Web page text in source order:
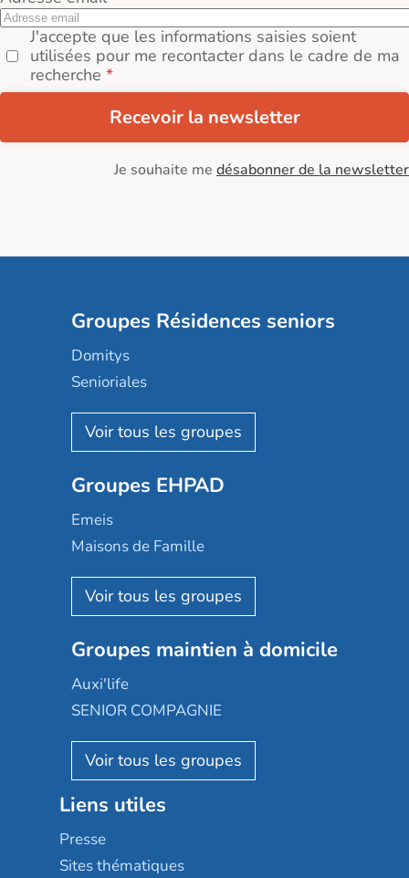
J'accepte que les informations saisies soient
utilisées pour me recontacter dans le cadre de ma
recherche
Recevoir la newsletter
Je souhaite me désabonner de la newsletter
Groupes Résidences seniors
Domitys
Senioriales
Nohée
Les Résidentiels
Mobicap
Domusvi
Happy Senior
Aquarelia
Nexity edenea
Les jardins d'Arcadie
Occitalia
Appartseniors
Reseda
Stella management
Les villages d'or
Sérénys
Résidences services Villa Médicis
Groupes EHPAD
Emeis
Maisons de Famille
Korian
Emera
Groupe SOS
Le Noble Âge
Almage
Résidalya
Groupe aplus
Groupes maintien à domicile
Auxi'life
SENIOR COMPAGNIE
AGE D'OR Services
Liens utiles
Presse
Sites thématiques